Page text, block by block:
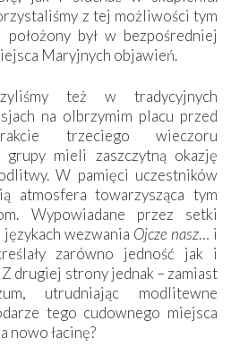
z tej możliwości tym
był w bezpośredniej
Maryjnych objawień.
też w tradycyjnych
na olbrzymim placu przed
trzeciego wieczoru
grupy mieli zaszczytną okazję
W pamięci uczestników
atmosfera towarzysząca tym
Wypowiadane przez setki
wezwania Ojcze nasz… i
zarówno jedność jak i
drugiej strony jednak – zamiast
utrudniając modlitewne
tego cudownego miejsca
nowo łacinę?